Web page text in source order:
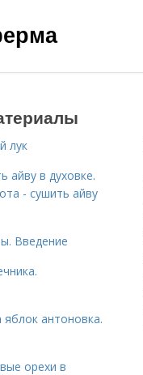
лук
айву в духовке.
- сушить айву
Введение
антоновка.
орехи в